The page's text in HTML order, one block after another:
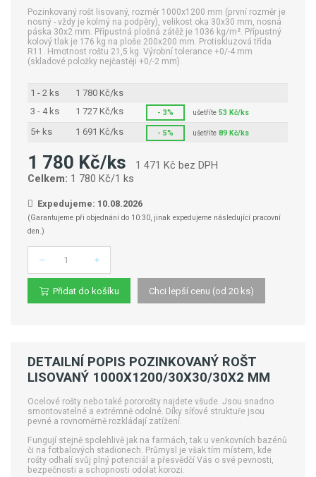
Pozinkovaný rošt lisovaný, rozměr 1000x1200 mm (první rozměr je
nosný - vždy je kolmý na podpěry), velikost oka 30x30 mm, nosná
páska 30x2 mm. Přípustná plošná zátěž je 1036 kg/m². Přípustný
kolový tlak je 176 kg na ploše 200x200 mm. Protiskluzová třída
R11. Hmotnost roštu 21,5 kg. Výrobní tolerance +0/-4 mm
(skladové položky nejčastěji +0/-2 mm).
1 - 2 ks
1 780 Kč/ks
3 - 4 ks
1 727 Kč/ks - 3% ušetříte53 Kč/ks
5+ ks 1 691 Kč/ks - 5% ušetříte89 Kč/ks
1 780 Kč/ks
1 471 Kč bez DPH
Celkem: 1 780 Kč/1 ks
Expedujeme: 10.08.2026
(Garantujeme při objednání do 10:30, jinak expedujeme následující pracovní
den.)
Přidat do košíku Chci lepší cenu (od 20 ks)
DETAILNÍ POPIS POZINKOVANÝ ROŠT
LISOVANÝ 1000X1200/30X30/30X2 MM
Ocelové rošty nebo také pororošty najdete všude. Jsou snadno
smontovatelné a extrémně odolné. Díky síťové struktuře jsou
pevné a rovnoměrně rozkládají zatížení.
Fungují stejně spolehlivě jak na farmách, tak u venkovních bazénů
či na fotbalových stadionech. Průmysl je však tím místem, kde
rošty odhalí svůj plný potenciál a přesvědčí Vás o své pevnosti,
bezpečnosti a schopnosti odolat korozi.